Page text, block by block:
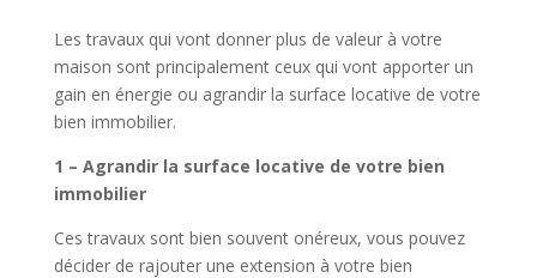
Les travaux qui vont donner plus de valeur à votre
maison sont principalement ceux qui vont apporter un
gain en énergie ou agrandir la surface locative de votre
bien immobilier.
1 – Agrandir la surface locative de votre bien
immobilier
Ces travaux sont bien souvent onéreux, vous pouvez
décider de rajouter une extension à votre bien